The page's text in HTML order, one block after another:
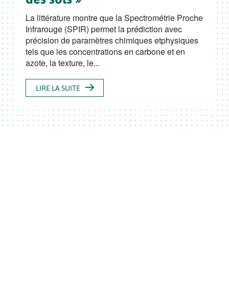
La littérature montre que la Spectrométrie Proche
Infrarouge (SPIR) permet la prédiction avec
précision de paramètres chimiques etphysiques
tels que les concentrations en carbone et en
azote, la texture, le...
LIRE LA SUITE